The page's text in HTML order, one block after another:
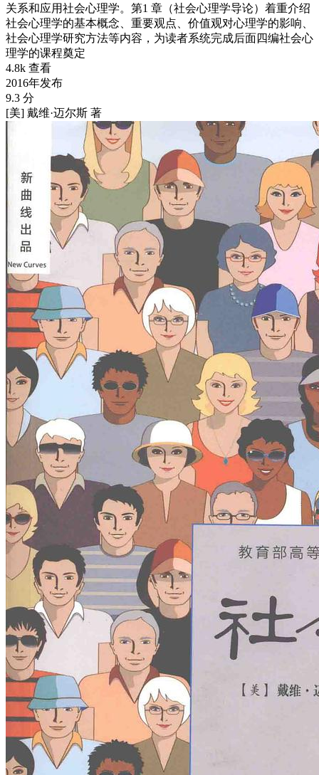
关系和应用社会心理学。第1 章（社会心理学导论）着重介绍
社会心理学的基本概念、重要观点、价值观对心理学的影响、
社会心理学研究方法等内容，为读者系统完成后面四编社会心
理学的课程奠定
4.8k 查看
2016年发布
9.3 分
[美] 戴维·迈尔斯 著